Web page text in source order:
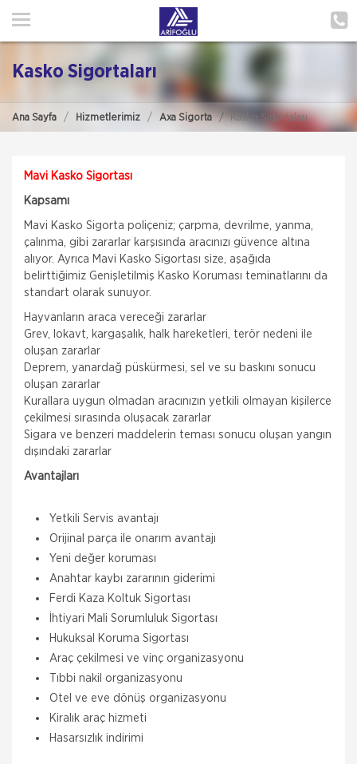
ANA SAYFA
POLIÇE HATIRLAT
MÜŞTERI GIRIŞI
TEKLİF AL
Kasko Sigortaları
Ana Sayfa Hizmetlerimiz Axa Sigorta Kasko Sigortaları
Mavi Kasko Sigortası
Kapsamı
Mavi Kasko Sigorta poliçeniz; çarpma, devrilme, yanma,
çalınma, gibi zararlar karşısında aracınızı güvence altına
alıyor. Ayrıca Mavi Kasko Sigortası size, aşağıda
belirttiğimiz Genişletilmiş Kasko Koruması teminatlarını da
standart olarak sunuyor.
Hayvanların araca vereceği zararlar
Grev, lokavt, kargaşalık, halk hareketleri, terör nedeni ile
oluşan zararlar
Deprem, yanardağ püskürmesi, sel ve su baskını sonucu
oluşan zararlar
Kurallara uygun olmadan aracınızın yetkili olmayan kişilerce
çekilmesi sırasında oluşacak zararlar
Sigara ve benzeri maddelerin teması sonucu oluşan yangın
dışındaki zararlar
Avantajları
Yetkili Servis avantajı
Orijinal parça ile onarım avantajı
Yeni değer koruması
Anahtar kaybı zararının giderimi
Ferdi Kaza Koltuk Sigortası
İhtiyari Mali Sorumluluk Sigortası
Hukuksal Koruma Sigortası
Araç çekilmesi ve vinç organizasyonu
Tıbbi nakil organizasyonu
Otel ve eve dönüş organizasyonu
Kiralık araç hizmeti
Hasarsızlık indirimi